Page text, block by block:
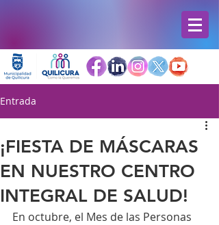
Entrada
¡FIESTA DE MÁSCARAS
EN NUESTRO CENTRO
INTEGRAL DE SALUD!
En octubre, el Mes de las Personas